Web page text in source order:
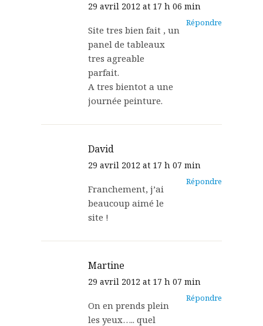
29 avril 2012 at 17 h 06 min
Répondre
Site tres bien fait , un
panel de tableaux
tres agreable
parfait.
A tres bientot a une
journée peinture.
David
29 avril 2012 at 17 h 07 min
Répondre
Franchement, j’ai
beaucoup aimé le
site !
Martine
29 avril 2012 at 17 h 07 min
Répondre
On en prends plein
les yeux….. quel